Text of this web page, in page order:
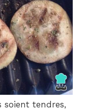
soient tendres,